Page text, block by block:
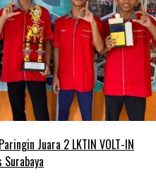
Juara 2 LKTIN VOLT-IN